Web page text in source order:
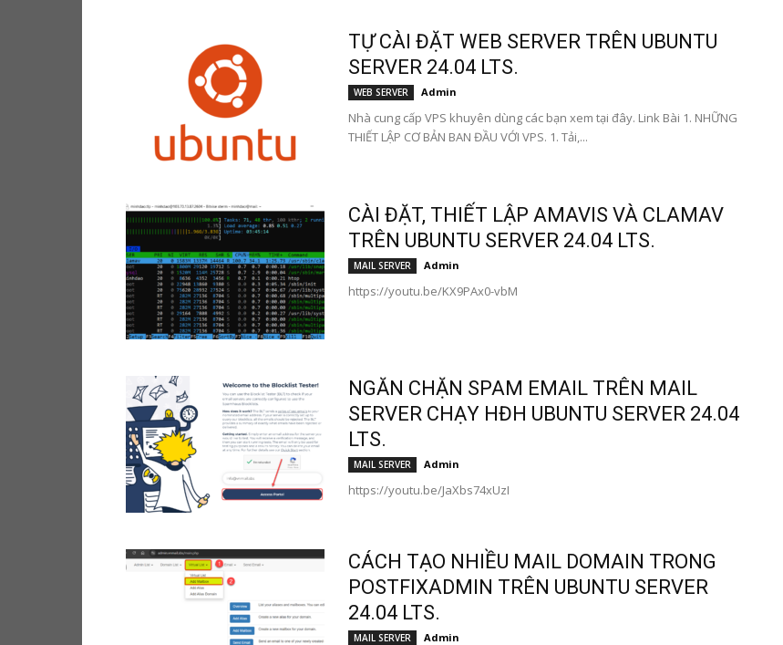
TỰ CÀI ĐẶT WEB SERVER TRÊN UBUNTU
SERVER 24.04 LTS.
WEB SERVER Admin
Nhà cung cấp VPS khuyên dùng các bạn xem tại đây. Link Bài 1. NHỮNG
THIẾT LẬP CƠ BẢN BAN ĐẦU VỚI VPS. 1. Tải,...
CÀI ĐẶT, THIẾT LẬP AMAVIS VÀ CLAMAV
TRÊN UBUNTU SERVER 24.04 LTS.
MAIL SERVER Admin
https://youtu.be/KX9PAx0-vbM
NGĂN CHẶN SPAM EMAIL TRÊN MAIL
SERVER CHẠY HĐH UBUNTU SERVER 24.04
LTS.
MAIL SERVER Admin
https://youtu.be/JaXbs74xUzI
CÁCH TẠO NHIỀU MAIL DOMAIN TRONG
POSTFIXADMIN TRÊN UBUNTU SERVER
24.04 LTS.
MAIL SERVER Admin